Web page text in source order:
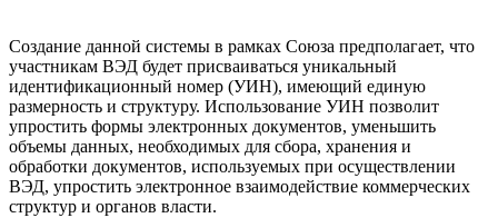
Создание данной системы в рамках Союза предполагает, что
участникам ВЭД будет присваиваться уникальный
идентификационный номер (УИН), имеющий единую
размерность и структуру. Использование УИН позволит
упростить формы электронных документов, уменьшить
объемы данных, необходимых для сбора, хранения и
обработки документов, используемых при осуществлении
ВЭД, упростить электронное взаимодействие коммерческих
структур и органов власти.